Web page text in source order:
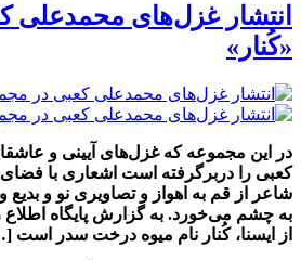
انتشار غزل‌های محمدعلی
«کُنار»
در این مجموعه که غزل‌های آیینی و
کعبی را دربرگرفته است اشعاری با
شاعر از قم به اهواز و تصاویری نو و بدیع
به چشم می‌خورد. به گزارش پایگاه
از ایسنا، کُنار نام میوه درخت سدر است